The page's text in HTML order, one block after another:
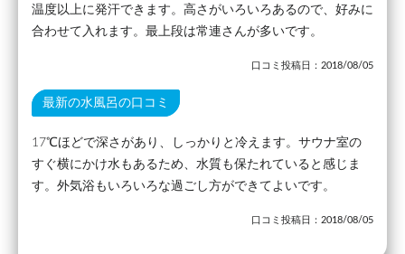
温度以上に発汗できます。高さがいろいろあるので、好みに
合わせて入れます。最上段は常連さんが多いです。
口コミ投稿日：2018/08/05
最新の水風呂の口コミ
17℃ほどで深さがあり、しっかりと冷えます。サウナ室の
すぐ横にかけ水もあるため、水質も保たれていると感じま
す。外気浴もいろいろな過ごし方ができてよいです。
口コミ投稿日：2018/08/05